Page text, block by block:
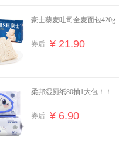
豪士藜麦吐司全麦面包420g
券后 ¥ 21.90
柔邦湿厕纸80抽1大包！！
券后 ¥ 6.90